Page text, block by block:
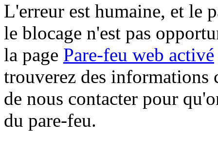
L'erreur est humaine, et le
le blocage n'est pas
la page Pare-feu web activé
trouverez des informations
de nous contacter pour
du pare-feu.